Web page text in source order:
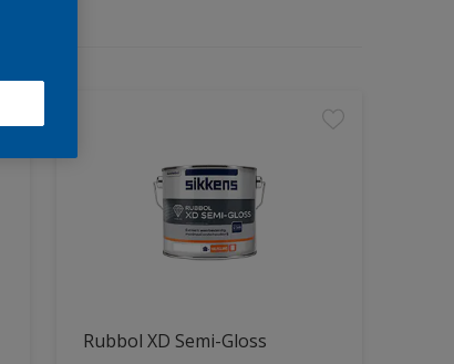
Rubbol XD Semi-Gloss